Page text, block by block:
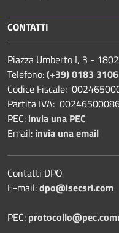
CONTATTI
Piazza Umberto I, 3 -
Telefono:(+39) 0183
Codice Fiscale:
Partita IVA:
PEC: invia una PEC
Email: invia una email
Contatti DPO
E-mail:dpo@isecsrl.com
PEC: